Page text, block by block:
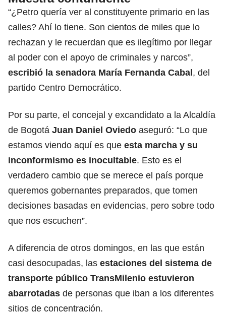
“¿Petro quería ver al constituyente primario en las
calles? Ahí lo tiene. Son cientos de miles que lo
rechazan y le recuerdan que es ilegítimo por llegar
al poder con el apoyo de criminales y narcos”,
escribió la senadora María Fernanda Cabal, del
partido Centro Democrático.
Por su parte, el concejal y excandidato a la Alcaldía
de Bogotá Juan Daniel Oviedo aseguró: “Lo que
estamos viendo aquí es que esta marcha y su
inconformismo es inocultable. Esto es el
verdadero cambio que se merece el país porque
queremos gobernantes preparados, que tomen
decisiones basadas en evidencias, pero sobre todo
que nos escuchen”.
A diferencia de otros domingos, en las que están
casi desocupadas, las estaciones del sistema de
transporte público TransMilenio estuvieron
abarrotadas de personas que iban a los diferentes
sitios de concentración.